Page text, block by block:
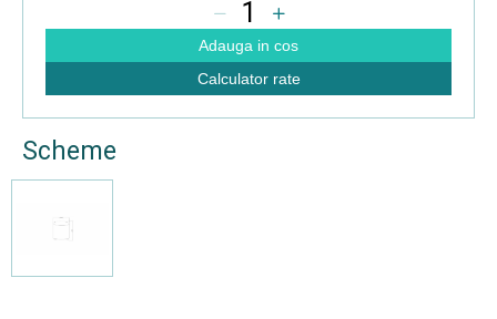
1
Adauga in cos
Calculator rate
Scheme